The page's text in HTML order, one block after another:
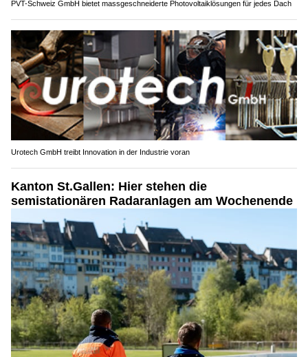
PVT-Schweiz GmbH bietet massgeschneiderte Photovoltaiklösungen für jedes Dach
Urotech GmbH treibt Innovation in der Industrie voran
Kanton St.Gallen: Hier stehen die
semistationären Radaranlagen am Wochenende